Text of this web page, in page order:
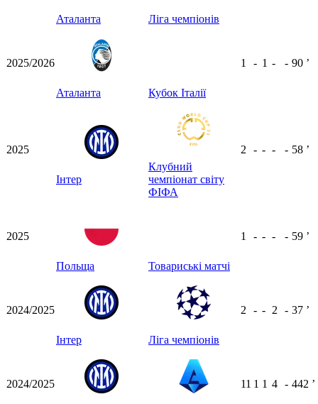
Аталанта Ліга чемпіонів
2025/2026
Аталанта Кубок Італії
1 - 1 - - 90 ʼ
2025
Інтер
Клубний
чемпіонат світу
ФІФА
2 - - - - 58 ʼ
2025
Польща Товариські матчі
1 - - - - 59 ʼ
2024/2025
Інтер Ліга чемпіонів
2 - - 2 - 37 ʼ
2024/2025 11 1 1 4 - 442 ʼ